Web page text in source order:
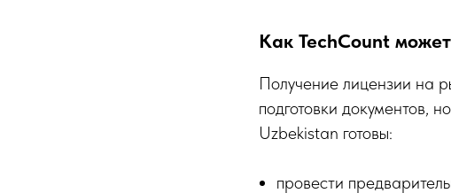
Как TechCount
Получение лицензии на
подготовки документов,
Uzbekistan готовы:
провести